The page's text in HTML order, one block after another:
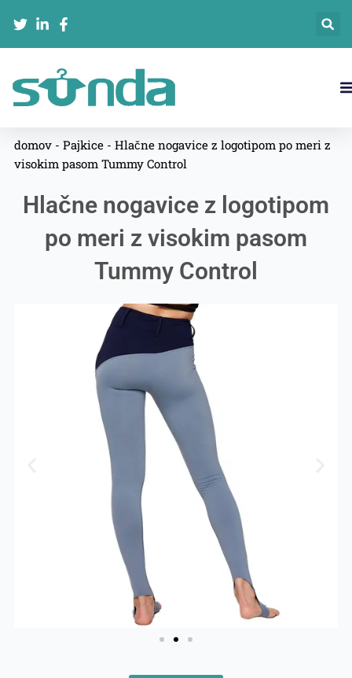
内
domov- Pajkice- Hlačne nogavice z logotipom po meri z
visokim pasom Tummy Control
Hlačne nogavice z logotipom
po meri z visokim pasom
Tummy Control